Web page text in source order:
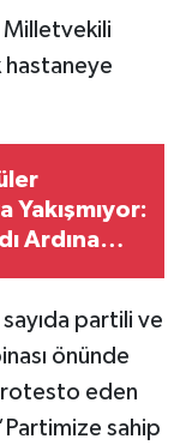
Milletvekili
hastaneye
Yakışmıyor:
Ardına
sayıda partili ve
önünde
eden
sahip